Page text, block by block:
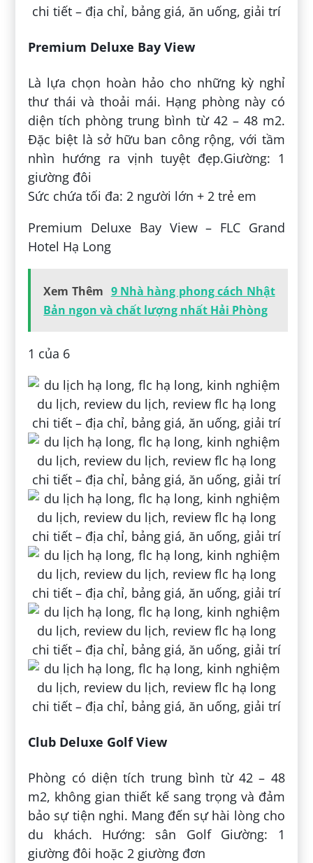
Premium Deluxe Bay View
Là lựa chọn hoàn hảo cho những kỳ nghỉ
thư thái và thoải mái. Hạng phòng này có
diện tích phòng trung bình từ 42 – 48 m2.
Đặc biệt là sở hữu ban công rộng, với tầm
nhìn hướng ra vịnh tuyệt đẹp.Giường: 1
giường đôi
Sức chứa tối đa: 2 người lớn + 2 trẻ em
Premium Deluxe Bay View – FLC Grand
Hotel Hạ Long
Xem Thêm 9 Nhà hàng phong cách Nhật
Bản ngon và chất lượng nhất Hải Phòng
1 của 6
Club Deluxe Golf View
Phòng có diện tích trung bình từ 42 – 48
m2, không gian thiết kế sang trọng và đảm
bảo sự tiện nghi. Mang đến sự hài lòng cho
du khách. Hướng: sân Golf Giường: 1
giường đôi hoặc 2 giường đơn